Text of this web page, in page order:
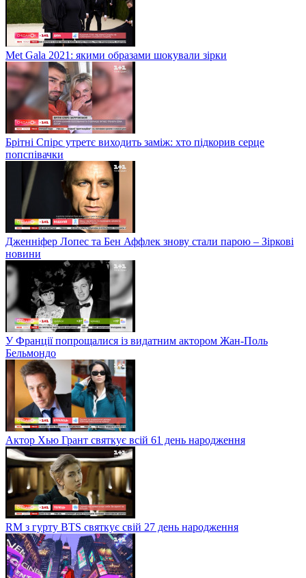
Met Gala 2021: якими образами шокували зірки
Брітні Спірс утретє виходить заміж: хто підкорив серце
попспівачки
Дженніфер Лопес та Бен Аффлек знову стали парою – Зіркові
новини
У Франції попрощалися із видатним актором Жан-Поль
Бельмондо
Актор Хью Грант святкує всій 61 день народження
RM з гурту BTS святкує свій 27 день народження